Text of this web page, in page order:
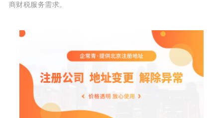
商财税服务需求。